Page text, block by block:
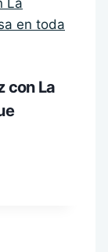
con La